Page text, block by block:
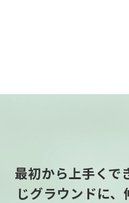
最初から上手くで
じグラウンドに、